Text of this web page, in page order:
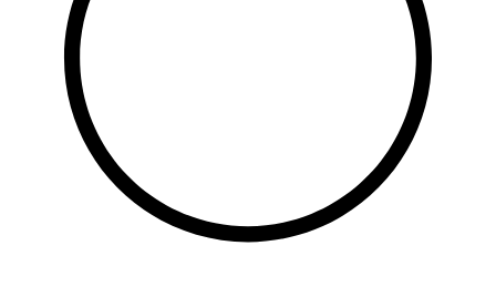
Балык бистәсе
104,9 FM
Баулы
107,5 FM
Биләр